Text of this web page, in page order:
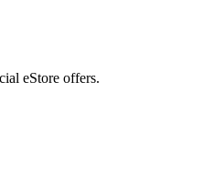
eStore offers.